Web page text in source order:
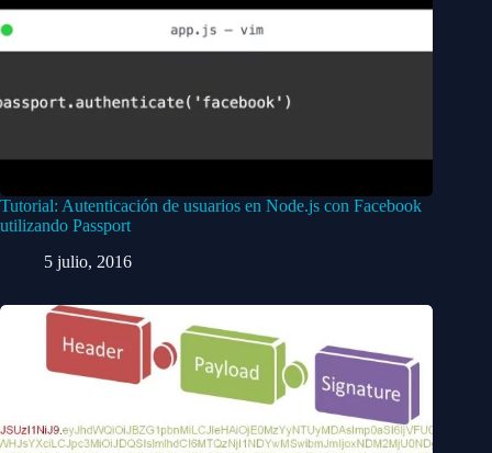
Tutorial: Autenticación de usuarios en Node.js con Facebook
utilizando Passport
5 julio, 2016